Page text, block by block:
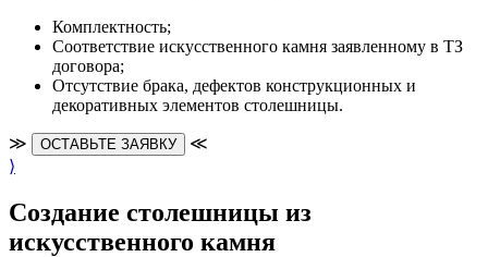
Комплектность;
Cоответствие искусственного камня заявленному в ТЗ
договора;
Отсутствие брака, дефектов конструкционных и
декоративных элементов столешницы.
≫ ОСТАВЬТЕ ЗАЯВКУ
≪
⟩
Создание столешницы из
искусственного камня